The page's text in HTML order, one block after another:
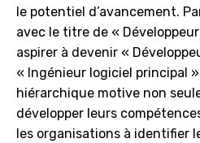
le potentiel d’avancement.
avec le titre de «
aspirer à devenir «
« Ingénieur logiciel principal
hiérarchique motive non
développer leurs
les organisations à identifier